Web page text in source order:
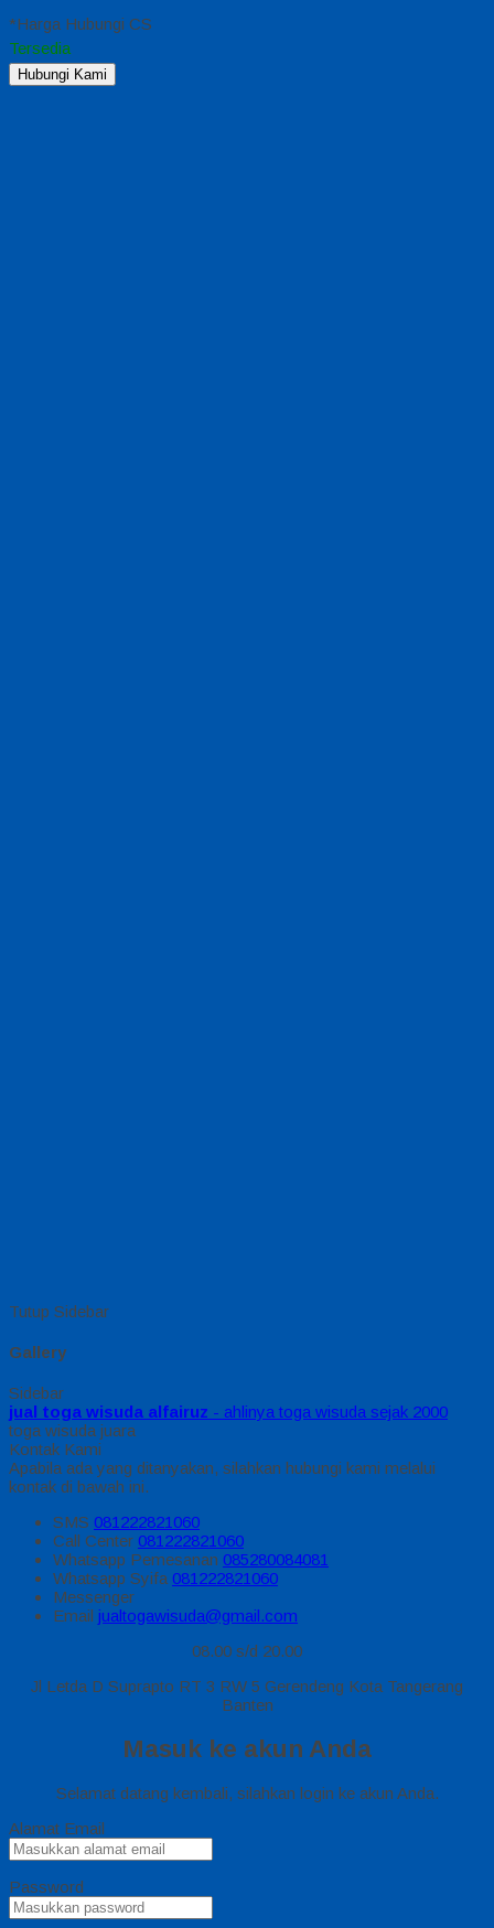
*Harga Hubungi CS
Tersedia
Hubungi Kami
Tutup Sidebar
Gallery
Sidebar
jual toga wisuda alfairuz - ahlinya toga wisuda sejak 2000
toga wisuda juara
Kontak Kami
Apabila ada yang ditanyakan, silahkan hubungi kami melalui
kontak di bawah ini.
SMS 081222821060
Call Center 081222821060
Whatsapp Pemesanan 085280084081
Whatsapp Syifa 081222821060
Messenger
Email jualtogawisuda@gmail.com
08.00 s/d 20.00
Jl Letda D Suprapto RT 3 RW 5 Gerendeng Kota Tangerang
Banten
Masuk ke akun Anda
Selamat datang kembali, silahkan login ke akun Anda.
Alamat Email
Password